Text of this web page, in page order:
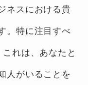
ネスにおける貴
。特に注目すべ
れは、あなたと
人がいることを